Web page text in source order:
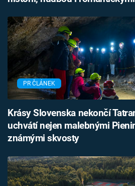
PR ČLÁNEK
Krásy Slovenska nekončí
uchvátí nejen malebnými
známými skvosty